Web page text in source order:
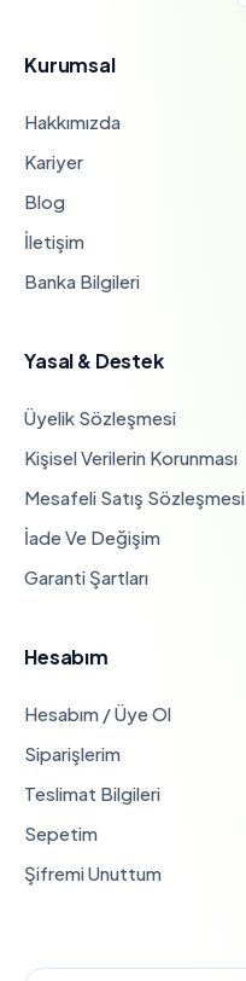
Kurumsal
Hakkımızda
Kariyer
Blog
İletişim
Banka Bilgileri
Yasal & Destek
Üyelik Sözleşmesi
Kişisel Verilerin Korunması
Mesafeli Satış Sözleşmesi
İade Ve Değişim
Garanti Şartları
Hesabım
Hesabım / Üye Ol
Siparişlerim
Teslimat Bilgileri
Sepetim
Şifremi Unuttum